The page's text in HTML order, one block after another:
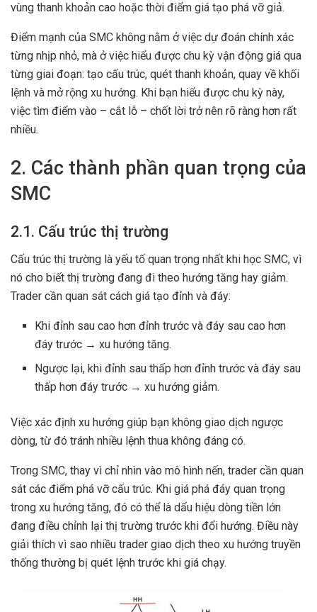
vùng thanh khoản cao hoặc thời điểm giá tạo phá vỡ giả.
Điểm mạnh của SMC không nằm ở việc dự đoán chính xác
từng nhịp nhỏ, mà ở việc hiểu được chu kỳ vận động giá qua
từng giai đoạn: tạo cấu trúc, quét thanh khoản, quay về khối
lệnh và mở rộng xu hướng. Khi bạn hiểu được chu kỳ này,
việc tìm điểm vào – cắt lỗ – chốt lời trở nên rõ ràng hơn rất
nhiều.
2. Các thành phần quan trọng của
SMC
2.1. Cấu trúc thị trường
Cấu trúc thị trường là yếu tố quan trọng nhất khi học SMC, vì
nó cho biết thị trường đang đi theo hướng tăng hay giảm.
Trader cần quan sát cách giá tạo đỉnh và đáy:
Khi đỉnh sau cao hơn đỉnh trước và đáy sau cao hơn
đáy trước → xu hướng tăng.
Ngược lại, khi đỉnh sau thấp hơn đỉnh trước và đáy sau
thấp hơn đáy trước → xu hướng giảm.
Việc xác định xu hướng giúp bạn không giao dịch ngược
dòng, từ đó tránh nhiều lệnh thua không đáng có.
Trong SMC, thay vì chỉ nhìn vào mô hình nến, trader cần quan
sát các điểm phá vỡ cấu trúc. Khi giá phá đáy quan trọng
trong xu hướng tăng, đó có thể là dấu hiệu dòng tiền lớn
đang điều chỉnh lại thị trường trước khi đổi hướng. Điều này
giải thích vì sao nhiều trader giao dịch theo xu hướng truyền
thống thường bị quét lệnh trước khi giá chạy.